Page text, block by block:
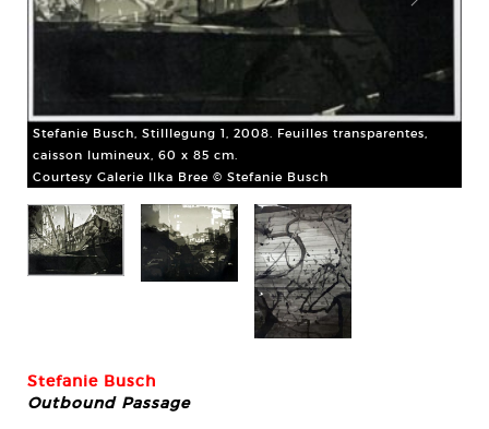
Stefanie Busch, Stilllegung 1, 2008. Feuilles transparentes,
caisson lumineux, 60 x 85 cm.
Courtesy Galerie Ilka Bree © Stefanie Busch
Stefanie Busch
Outbound Passage